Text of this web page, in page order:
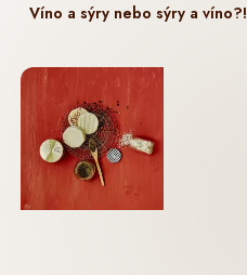
Víno a sýry nebo sýry a víno?!